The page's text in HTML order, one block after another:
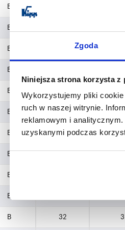
Zgoda
Niniejsza strona korzysta z
Wykorzystujemy pliki
ruch w naszej witrynie.
reklamowym i
uzyskanymi podczas
22
34
35
38
B
B
B
B
B
B 22
B 25
B
B
B
B 32